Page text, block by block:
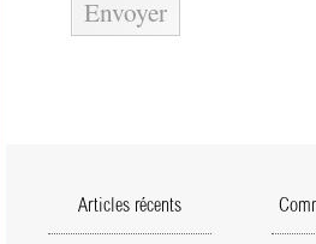
Articles récents